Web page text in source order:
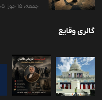
جمعه، 15 جوزا 1405
گالری وقایع